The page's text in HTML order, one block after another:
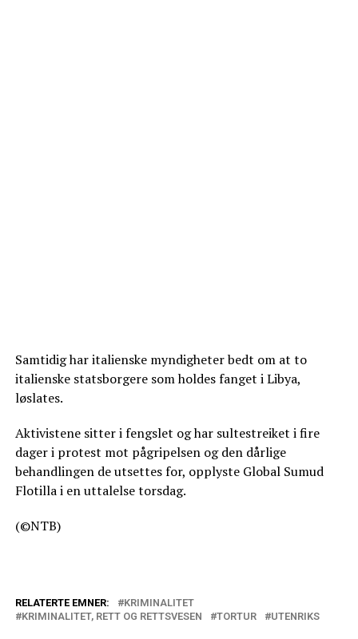
Samtidig har italienske myndigheter bedt om at to
italienske statsborgere som holdes fanget i Libya,
løslates.
Aktivistene sitter i fengslet og har sultestreiket i fire
dager i protest mot pågripelsen og den dårlige
behandlingen de utsettes for, opplyste Global Sumud
Flotilla i en uttalelse torsdag.
(©NTB)
RELATERTE EMNER:
KRIMINALITET
KRIMINALITET, RETT OG RETTSVESEN
TORTUR UTENRIKS